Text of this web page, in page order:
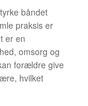
båndet
praksis er
er en
omsorg og
forældre give
hvilket